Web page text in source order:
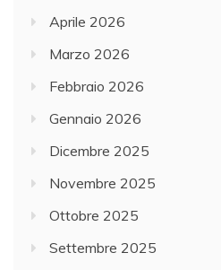
Aprile 2026
Marzo 2026
Febbraio 2026
Gennaio 2026
Dicembre 2025
Novembre 2025
Ottobre 2025
Settembre 2025